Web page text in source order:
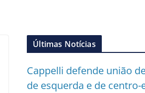
Últimas Notícias
Cappelli defende união
de esquerda e de centro-